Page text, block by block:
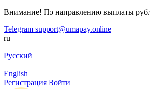
Внимание! По направлению выплаты
Telegram support@umapay.online
ru
Русский
English
Регистрация Войти